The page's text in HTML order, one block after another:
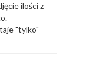
ilości z
"tylko"